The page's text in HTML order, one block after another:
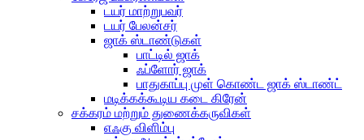
டயர் மாற்றுபவர்
டயர் பேலன்சர்
ஜாக் ஸ்டாண்டுகள்
பாட்டில் ஜாக்
ஃப்ளோர் ஜாக்
பாதுகாப்பு முள் கொண்ட ஜாக் ஸ்டாண்ட்
மடிக்கக்கூடிய கடை கிரேன்
சக்கரம் மற்றும் துணைக்கருவிகள்
எஃகு விளிம்பு